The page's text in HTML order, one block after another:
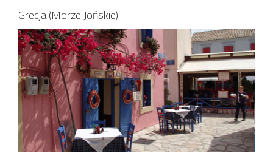
Grecja (Morze Jońskie)